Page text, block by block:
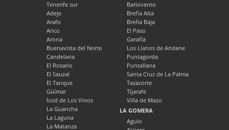
Tenerife sur
Adeje
Arafo
Arico
Arona
Buenavista del Norte
Candelaria
El Rosario
El Sauzal
El Tanque
Güímar
Icod de Los Vinos
La Guancha
La Laguna
La Matanza
Barlovento
Breña Alta
Breña Baja
El Paso
Garafía
Los Llanos de Aridane
Puntagorda
Puntallana
Santa Cruz de La Palma
Tazacorte
Tijarafe
Villa de Mazo
LA GOMERA
Agulo